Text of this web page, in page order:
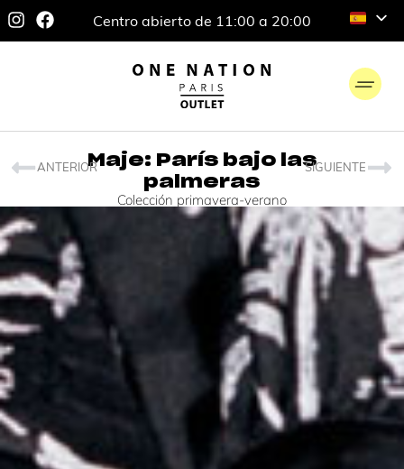
Centro abierto de 11:00 a 20:00
Maje: París bajo las
palmeras
Colección primavera-verano
ANTERIOR SIGUIENTE